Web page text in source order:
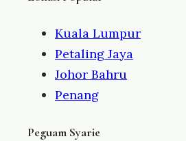
Kuala Lumpur
Petaling Jaya
Johor Bahru
Penang
Peguam Syarie